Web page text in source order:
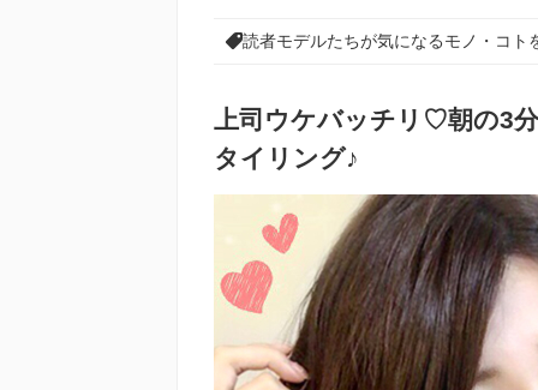
読者モデルたちが気になるモノ・コト
上司ウケバッチリ♡朝の3
タイリング♪